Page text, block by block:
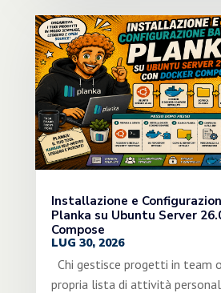
Installazione e
Planka su Ubuntu Server
Compose
LUG 30, 2026
Chi gestisce progetti in team
propria lista di attività